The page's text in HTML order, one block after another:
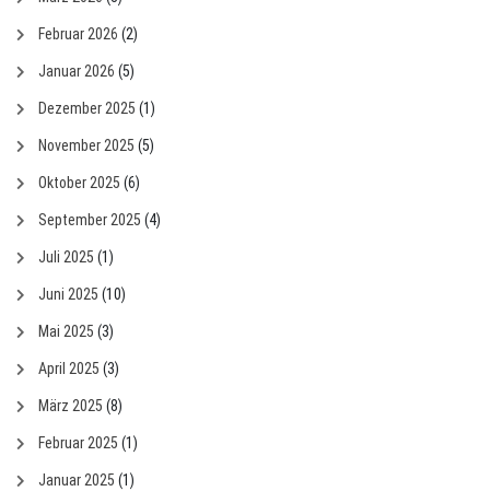
Februar 2026 (2)
Januar 2026 (5)
Dezember 2025 (1)
November 2025 (5)
Oktober 2025 (6)
September 2025 (4)
Juli 2025 (1)
Juni 2025 (10)
Mai 2025 (3)
April 2025 (3)
März 2025 (8)
Februar 2025 (1)
Januar 2025 (1)